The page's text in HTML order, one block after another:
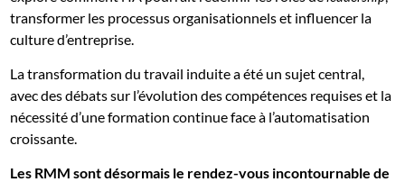
transformer les processus organisationnels et influencer la
culture d’entreprise.
La transformation du travail induite a été un sujet central,
avec des débats sur l’évolution des compétences requises et la
nécessité d’une formation continue face à l’automatisation
croissante.
Les RMM sont désormais le rendez-vous incontournable de